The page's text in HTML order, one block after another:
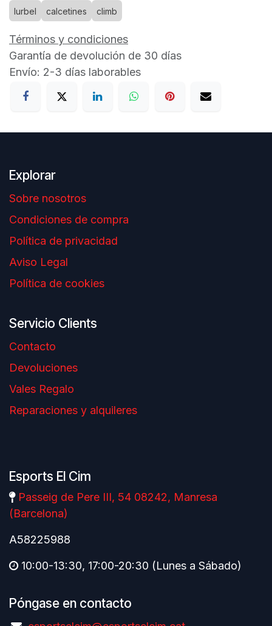
lurbel calcetines climb
Términos y condiciones
Garantía de devolución de 30 días
Envío: 2-3 días laborables
Explorar
Sobre nosotros
Condiciones de compra
Política de privacidad
Aviso Legal
Política de cookies
Servicio Clients
Contacto
Devoluciones
Vales Regalo
Reparaciones y alquileres
Esports El Cim
Passeig de Pere III, 54 08242, Manresa
(Barcelona)
A58225988
10:00-13:30, 17:00-20:30 (Lunes a Sábado)
Póngase en contacto